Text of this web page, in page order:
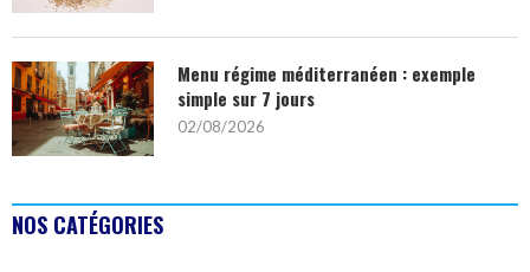
Menu régime méditerranéen : exemple
simple sur 7 jours
02/08/2026
NOS CATÉGORIES